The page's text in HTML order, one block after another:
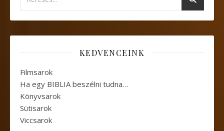
KEDVENCEINK
Filmsarok
Ha egy BIBLIA beszélni tudna…
Könyvsarok
Sütisarok
Viccsarok